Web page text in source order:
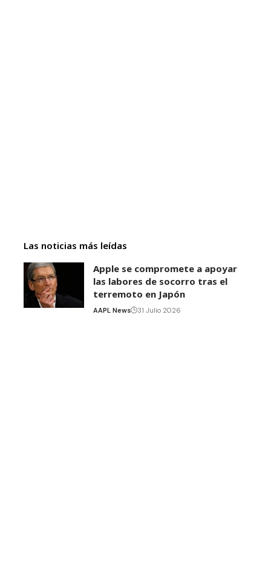
Las noticias más leídas
Apple se compromete a apoyar
las labores de socorro tras el
terremoto en Japón
AAPL News 31 Julio 2026